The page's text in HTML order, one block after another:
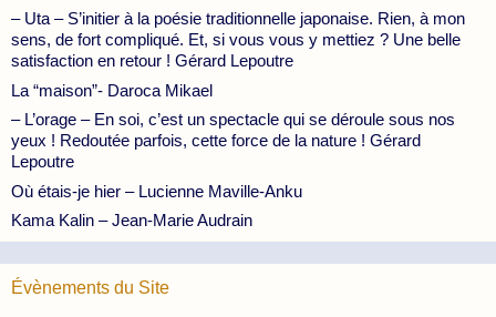
– Uta – S’initier à la poésie traditionnelle japonaise. Rien, à mon
sens, de fort compliqué. Et, si vous vous y mettiez ? Une belle
satisfaction en retour ! Gérard Lepoutre
La “maison”- Daroca Mikael
– L’orage – En soi, c’est un spectacle qui se déroule sous nos
yeux ! Redoutée parfois, cette force de la nature ! Gérard
Lepoutre
Où étais-je hier – Lucienne Maville-Anku
Kama Kalin – Jean-Marie Audrain
Évènements du Site